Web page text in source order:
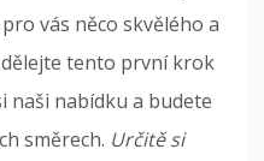
vás něco skvělého a
tento první krok
naši nabídku a budete
směrech. Určitě si